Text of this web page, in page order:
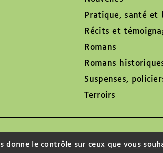
Pratique, santé et
Récits et
Romans
Romans
Suspenses,
Terroirs
donne le contrôle sur ceux que vous